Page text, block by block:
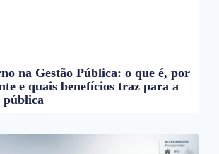
na Gestão Pública: o que é, por
e quais benefícios traz para a
pública